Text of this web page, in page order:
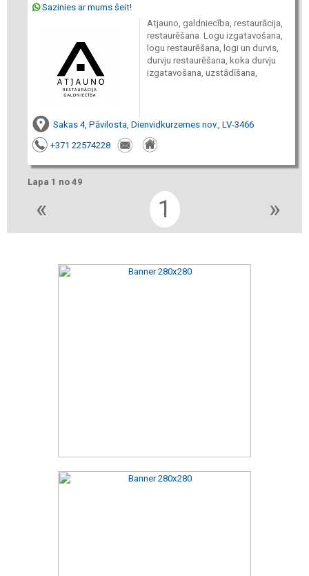
Sazinies ar mums šeit!
Atjauno, galdniecība, restaurācija,
restaurēšana. Logu izgatavošana,
logu restaurēšana, logi un durvis,
durvju restaurēšana, koka durvju
izgatavošana, uzstādīšana,
Sakas 4, Pāvilosta, Dienvidkurzemes nov., LV-3466
+371 22574228
Lapa 1 no 49
« 1 »